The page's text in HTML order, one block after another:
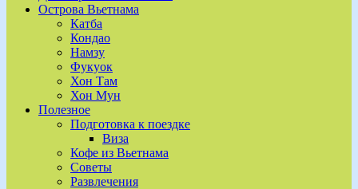
Острова Вьетнама
Катба
Кондао
Намзу
Фукуок
Хон Там
Хон Мун
Полезное
Подготовка к поездке
Виза
Кофе из Вьетнама
Советы
Развлечения